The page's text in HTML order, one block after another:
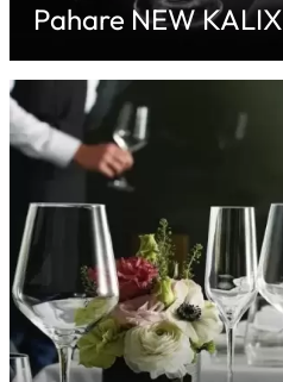
Pahare NEW KALIX